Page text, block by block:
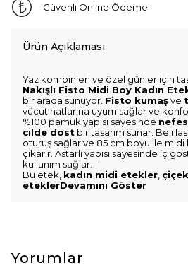
Güvenli Online Ödeme
Ürün Açıklaması
Yaz kombinleri ve özel günler için
Nakışlı Fisto Midi Boy Kadın
bir arada sunuyor. Fisto kumaşve
vücut hatlarına uyum sağlar ve
%100 pamuk yapısı sayesinde
cilde dost bir tasarım sunar. Beli
oturuş sağlar ve 85 cm boyu ile midi
çıkarır. Astarlı yapısı sayesinde iç
kullanım sağlar.
Bu etek, kadın midi etekler
eteklerDevamını Göster
Yorumlar